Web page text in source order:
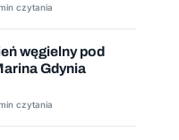
czytania
węgielny pod
Gdynia
czytania